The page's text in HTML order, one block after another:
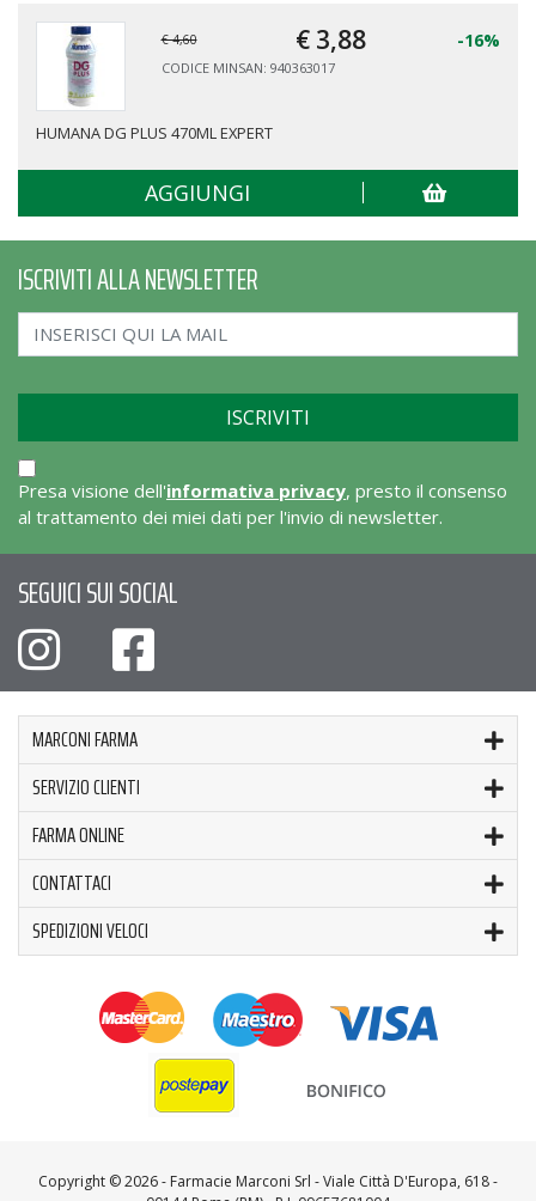
€ 4,60 € 3,88 -16%
CODICE MINSAN: 940363017
HUMANA DG PLUS 470ML EXPERT
AGGIUNGI
ISCRIVITI ALLA NEWSLETTER
Presa visione dell'informativa privacy, presto il consenso
al trattamento dei miei dati per l'invio di newsletter.
SEGUICI SUI SOCIAL
MARCONI FARMA
SERVIZIO CLIENTI
FARMA ONLINE
CONTATTACI
SPEDIZIONI VELOCI
Copyright ©2026 - Farmacie Marconi Srl - Viale Città D'Europa, 618 -